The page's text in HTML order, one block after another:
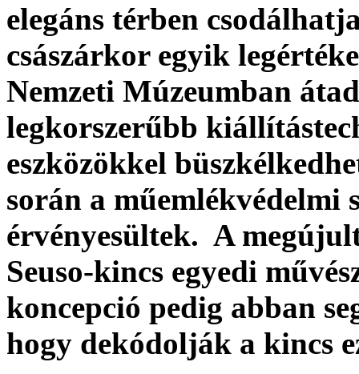
elegáns térben
császárkor egyik
Nemzeti Múzeumban
legkorszerűbb
eszközökkel
során a műemlékvédelmi
érvényesültek. A
Seuso-kincs egyedi
koncepció pedig abban
hogy dekódolják a kincs